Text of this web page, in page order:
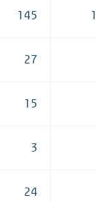
145
27
15
3
24